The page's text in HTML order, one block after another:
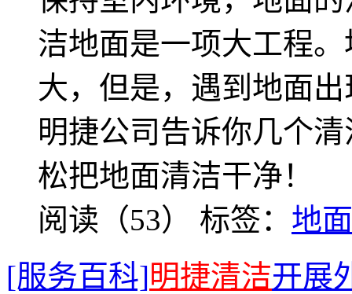
洁地面是一项大工程
大，但是，遇到地面
明捷公司告诉你几个
松把地面清洁干净！
阅读（53） 标签： 地
[服务百科]明捷清洁开展